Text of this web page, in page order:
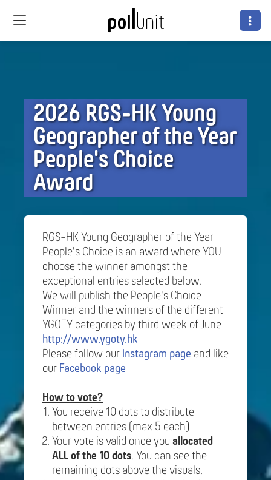
2026 RGS-HK Young
Geographer of the Year
People's Choice
Award
RGS-HK Young Geographer of the Year
People's Choice is an award where YOU
choose the winner amongst the
exceptional entries selected below.
We will publish the People's Choice
Winner and the winners of the different
YGOTY categories by third week of June
http://www.ygoty.hk
Please follow our Instagram page and like
our Facebook page
How to vote?
You receive 10 dots to distribute
between entries (max 5 each)
Your vote is valid once you allocated
ALL of the 10 dots. You can see the
remaining dots above the visuals.